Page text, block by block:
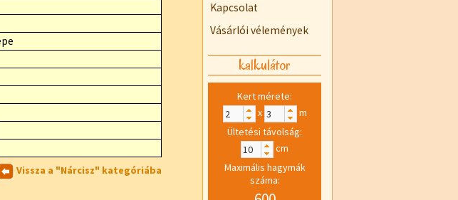
Vissza a "Nárcisz" kategóriába
Kapcsolat
Vásárlói vélemények
kalkulátor
Kert mérete:
x
m
Ültetési távolság:
cm
Maximális hagymák
száma: